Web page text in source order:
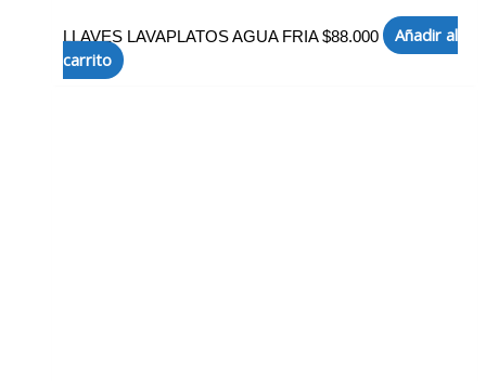
LLAVES LAVAPLATOS AGUA FRIA$88.000
Añadir al
carrito